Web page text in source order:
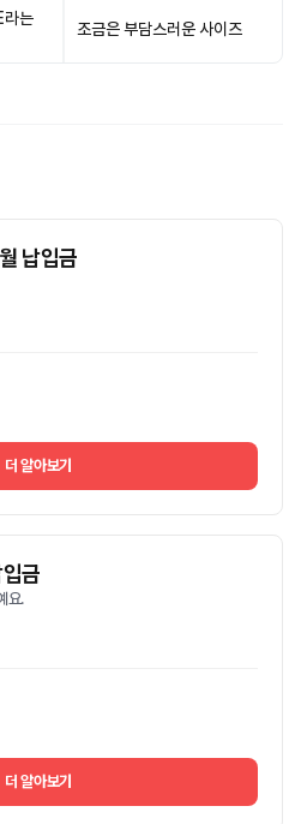
는
조금은 부담스러운 사이즈
납입금
더 알아보기
금
요.
더 알아보기